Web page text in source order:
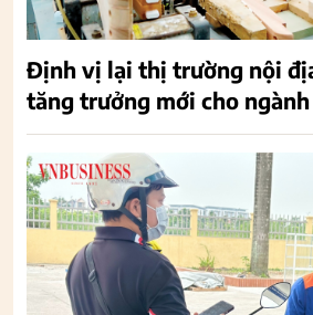
Định vị lại thị trường nội
tăng trưởng mới cho